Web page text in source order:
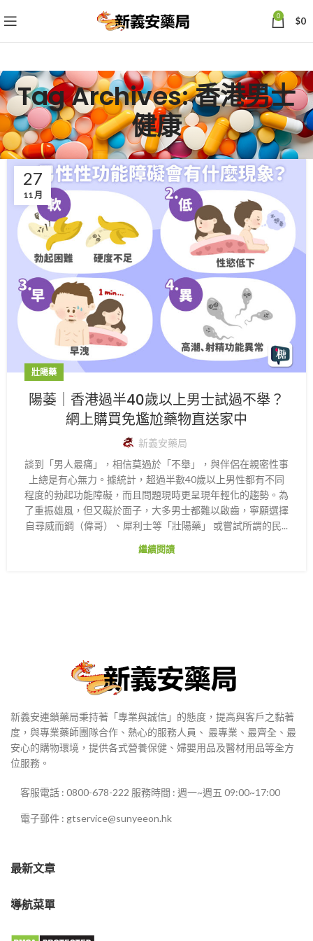
0 $0
Tag Archives: 香港男士
健康
27
11 月
壯陽藥
陽萎｜香港過半40歲以上男士試過不舉？
網上購買免尷尬藥物直送家中
新義安藥局
談到「男人最痛」，相信莫過於「不舉」，與伴侶在親密性事
上總是有心無力。據統計，超過半數40歲以上男性都有不同
程度的勃起功能障礙，而且問題現時更呈現年輕化的趨勢。為
了重振雄風，但又礙於面子，大多男士都難以啟齒，寧願選擇
自尋威而鋼（偉哥）、犀利士等「壯陽藥」 或嘗試所謂的民...
繼續閱讀
新義安連鎖藥局秉持著「專業與誠信」的態度，提高與客戶之黏著
度，與專業藥師團隊合作、熱心的服務人員、 最專業、最齊全、最
安心的購物環境，提供各式營養保健、婦嬰用品及醫材用品等全方
位服務。
客服電話 : 0800-678-222 服務時間 : 週一~週五 09:00~17:00
電子郵件 : gtservice@sunyeeon.hk
最新文章
導航菜單